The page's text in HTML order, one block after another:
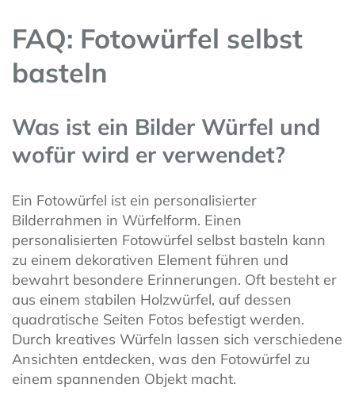
FAQ: Fotowürfel selbst
basteln
Was ist ein Bilder Würfel und
wofür wird er verwendet?
Ein Fotowürfel ist ein personalisierter
Bilderrahmen in Würfelform. Einen
personalisierten Fotowürfel selbst basteln kann
zu einem dekorativen Element führen und
bewahrt besondere Erinnerungen. Oft besteht er
aus einem stabilen Holzwürfel, auf dessen
quadratische Seiten Fotos befestigt werden.
Durch kreatives Würfeln lassen sich verschiedene
Ansichten entdecken, was den Fotowürfel zu
einem spannenden Objekt macht.